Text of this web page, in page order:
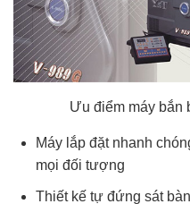
Ưu điểm máy bắn
Máy lắp đặt nhanh
mọi đối tượng
Thiết kế tự đứng sát